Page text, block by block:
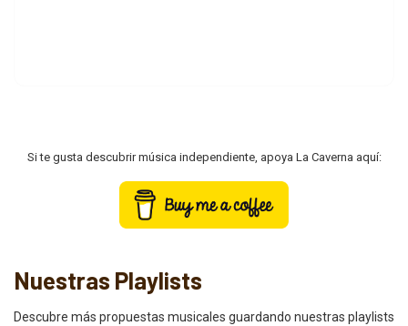
Si te gusta descubrir música independiente, apoya La Caverna aquí:
Nuestras Playlists
Descubre más propuestas musicales guardando nuestras playlists